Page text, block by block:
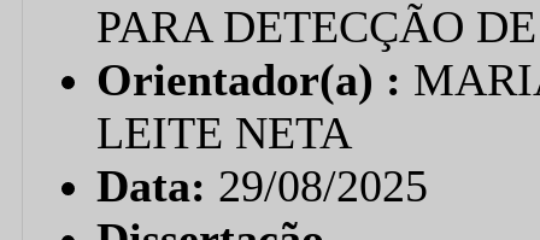
PARA DETECÇÃO
Orientador(a) :
LEITE NETA
Data: 29/08/2025